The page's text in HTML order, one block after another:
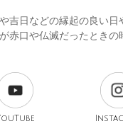
吉日などの縁起の良い日
赤口や仏滅だったときの